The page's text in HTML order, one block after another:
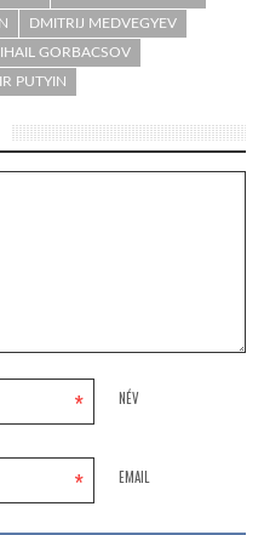
DMITRIJ MEDVEGYEV
GORBACSOV
PUTYIN
NÉV
*
EMAIL
*